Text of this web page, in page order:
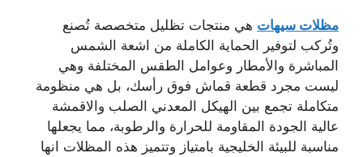
مظلات سيهات هي منتجات تظليل متخصصة تُصنع
وتُركب لتوفير الحماية الكاملة من اشعة الشمس
المباشرة والأمطار وعوامل الطقس المختلفة وهي
ليست مجرد قطعة قماش فوق رأسك، بل هي منظومة
متكاملة تجمع بين الهيكل المعدني الصلب والاقمشة
عالية الجودة المقاومة للحرارة والرطوبة، مما يجعلها
مناسبة للبيئة الخليجية بامتياز وتتميز هذه المظلات انها